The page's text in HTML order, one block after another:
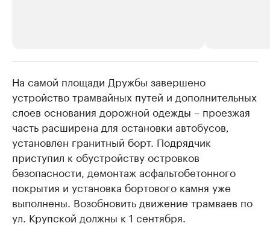
Крупнейшие производители и
продавцы медийной продукции
Ознакомьтесь с информацией в каталоге
Страховые
Посмотрите в
На самой площади Дружбы завершено
устройство трамвайных путей и дополнительных
слоев основания дорожной одежды – проезжая
часть расширена для остановки автобусов,
установлен гранитный борт. Подрядчик
приступил к обустройству островков
безопасности, демонтаж асфальтобетонного
покрытия и установка бортового камня уже
выполнены. Возобновить движение трамваев по
ул. Крупской должны к 1 сентября.